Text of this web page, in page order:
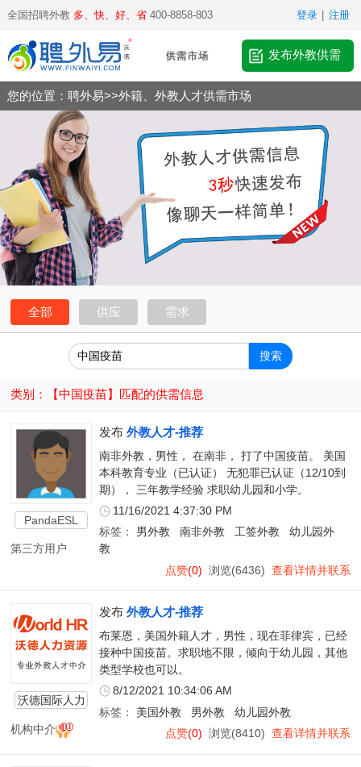
全国招聘外教 多、快、好、省400-8858-803 登录 注册
发布外教供需
您的位置： 聘外易>>外籍、外教人才供需市场
全部 供应 需求
搜索
类别：【中国疫苗】匹配的供需信息
PandaESL
第三方用户
发布 外教人才-推荐
南非外教，男性， 在南非， 打了中国疫苗。 美国
本科教育专业（已认证） 无犯罪已认证（12/10到
期）， 三年教学经验 求职幼儿园和小学。
11/16/2021 4:37:30 PM
标签： 男外教 南非外教 工签外教
幼儿园外
教
点赞(0) 浏览(6436) 查看详情并联系
沃德国际人力
机构中介
发布 外教人才-推荐
布莱恩，美国外籍人才，男性，现在菲律宾，已经
接种中国疫苗。求职地不限，倾向于幼儿园，其他
类型学校也可以。
8/12/2021 10:34:06 AM
标签： 美国外教 男外教
幼儿园外教
点赞(0) 浏览(8410) 查看详情并联系